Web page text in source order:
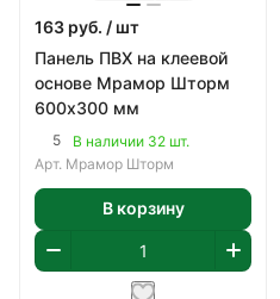
163 руб. / шт
Панель ПВХ на клеевой
основе Мрамор Шторм
600х300 мм
5
В наличии 32 шт.
Арт. Мрамор Шторм
В корзину